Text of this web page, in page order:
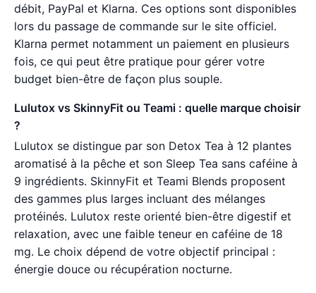
débit, PayPal et Klarna. Ces options sont disponibles
lors du passage de commande sur le site officiel.
Klarna permet notamment un paiement en plusieurs
fois, ce qui peut être pratique pour gérer votre
budget bien-être de façon plus souple.
Lulutox vs SkinnyFit ou Teami : quelle marque choisir
?
Lulutox se distingue par son Detox Tea à 12 plantes
aromatisé à la pêche et son Sleep Tea sans caféine à
9 ingrédients. SkinnyFit et Teami Blends proposent
des gammes plus larges incluant des mélanges
protéinés. Lulutox reste orienté bien-être digestif et
relaxation, avec une faible teneur en caféine de 18
mg. Le choix dépend de votre objectif principal :
énergie douce ou récupération nocturne.